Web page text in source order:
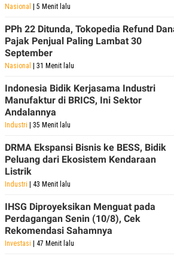
Nasional | 5 Menit lalu
PPh 22 Ditunda, Tokopedia Refund
Pajak Penjual Paling Lambat 30
September
Nasional | 31 Menit lalu
Indonesia Bidik Kerjasama Industri
Manufaktur di BRICS, Ini Sektor
Andalannya
Industri | 35 Menit lalu
DRMA Ekspansi Bisnis ke BESS, Bidik
Peluang dari Ekosistem Kendaraan
Listrik
Industri | 43 Menit lalu
IHSG Diproyeksikan Menguat pada
Perdagangan Senin (10/8), Cek
Rekomendasi Sahamnya
Investasi | 47 Menit lalu